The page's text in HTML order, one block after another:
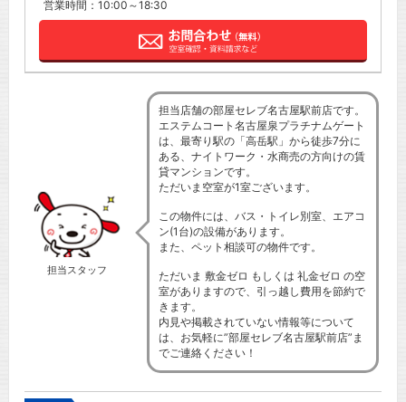
営業時間：10:00～18:30
担当スタッフ
担当店舗の部屋セレブ名古屋駅前店です。
エステムコート名古屋泉プラチナムゲート
は、最寄り駅の「高岳駅」から徒歩7分に
ある、ナイトワーク・水商売の方向けの賃
貸マンションです。
ただいま空室が1室ございます。
この物件には、バス・トイレ別室、エアコ
ン(1台)の設備があります。
また、ペット相談可の物件です。
ただいま 敷金ゼロ もしくは 礼金ゼロ の空
室がありますので、引っ越し費用を節約で
きます。
内見や掲載されていない情報等について
は、お気軽に”部屋セレブ名古屋駅前店”ま
でご連絡ください！